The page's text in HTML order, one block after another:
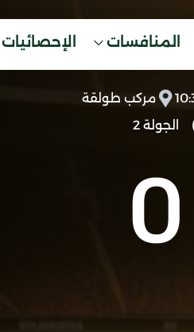
المنافسات الإحصائيات
مركب طولقة
الجولة 2
0